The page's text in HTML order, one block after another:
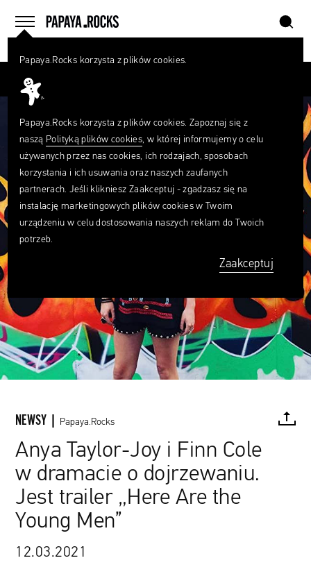
menu
home szukaj
NEWSY | Papaya.Rocks
Anya Taylor-Joy i Finn Cole
w dramacie o dojrzewaniu.
Jest trailer „Here Are the
Young Men”
12.03.2021
FACEBOOK TWITTER PINTEREST
Papaya.Rocks korzysta z plików cookies.
Papaya.Rocks korzysta z plików cookies. Zapoznaj się z
naszą Polityką plików cookies, w której informujemy o celu
używanych przez nas cookies, ich rodzajach, sposobach
korzystania i ich usuwania oraz naszych zaufanych
partnerach. Jeśli klikniesz Zaakceptuj - zgadzasz się na
instalację marketingowych plików cookies w Twoim
urządzeniu w celu dostosowania naszych reklam do Twoich
potrzeb.
Zaakceptuj
Czego
szukasz?